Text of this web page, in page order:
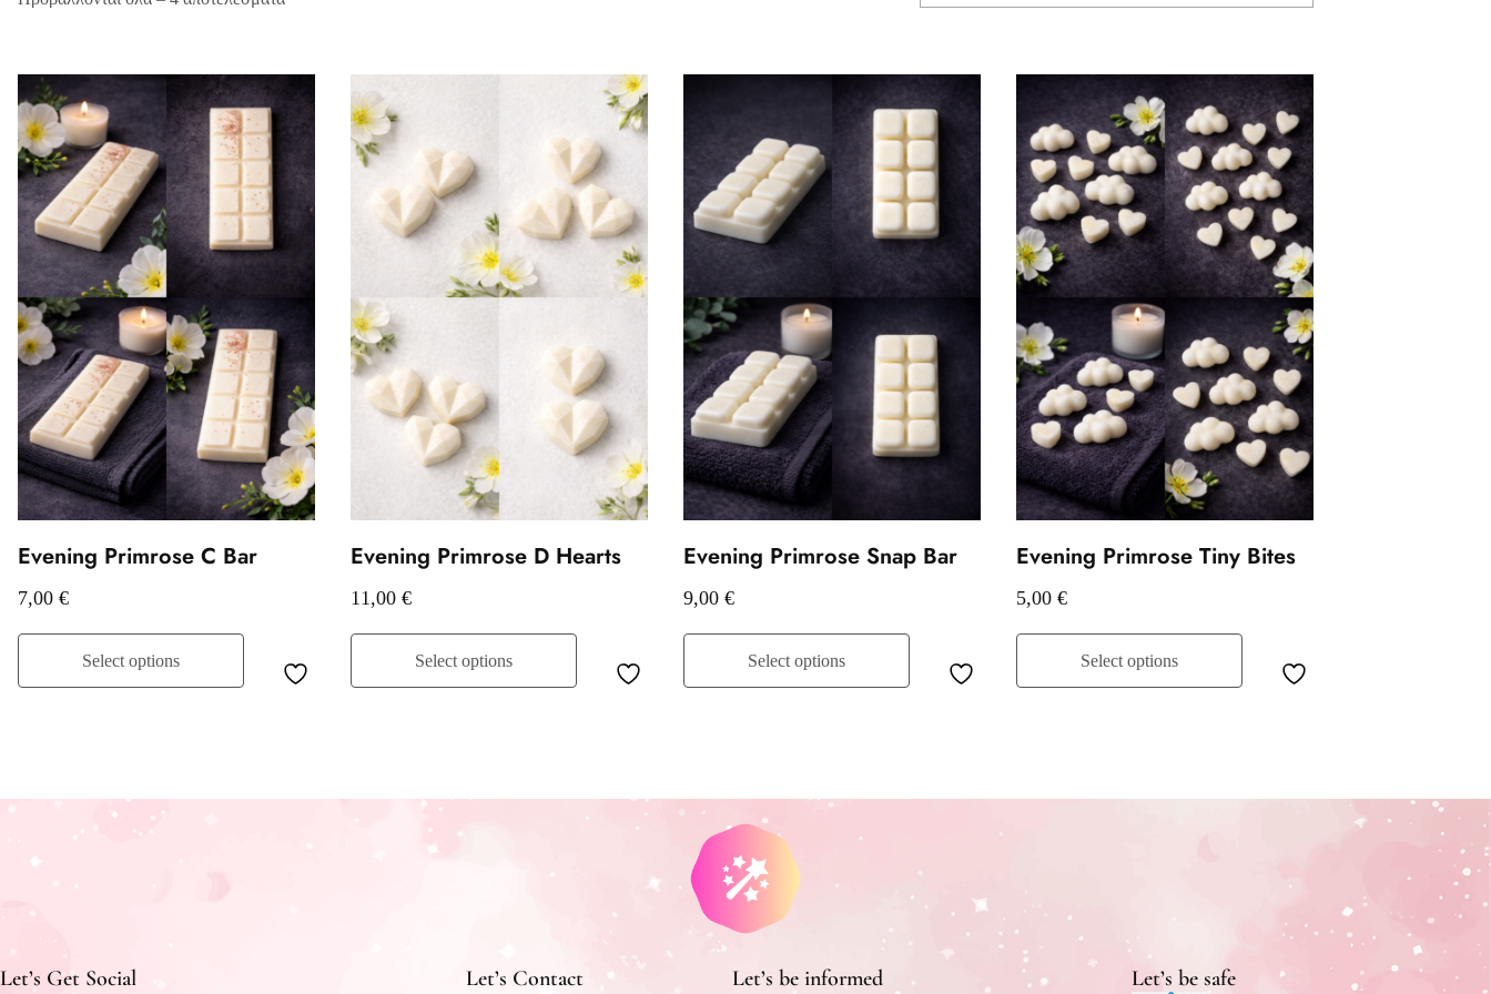
Evening Primrose C Bar
7,00 €
Select options
Evening Primrose D Hearts
11,00 €
Select options
Evening Primrose Snap Bar
9,00 €
Select options
Evening Primrose Tiny Bites
5,00 €
Select options
Let’s Get Social Let’s Contact Let’s be informed Let’s be safe